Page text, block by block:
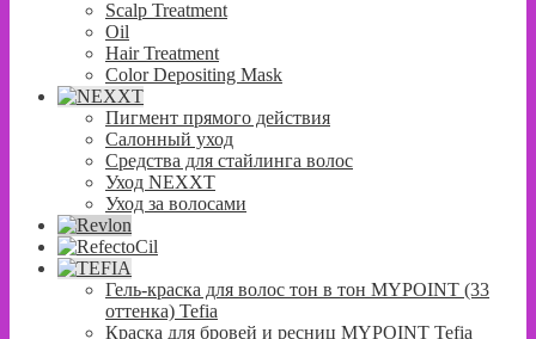
Scalp Treatment
Oil
Hair Treatment
Color Depositing Mask
Пигмент прямого действия
Салонный уход
Средства для стайлинга волос
Уход NEXXT
Уход за волосами
Гель-краска для волос тон в тон MYPOINT (33
оттенка) Tefia
Краска для бровей и ресниц MYPOINT Tefia